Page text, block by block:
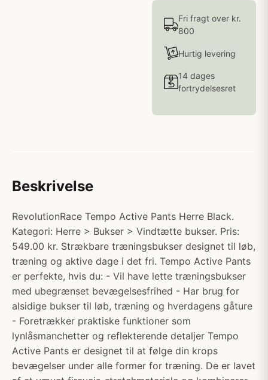
Fri fragt over kr.
800
Hurtig levering
14 dages
fortrydelsesret
Beskrivelse
RevolutionRace Tempo Active Pants Herre Black.
Kategori: Herre > Bukser > Vindtætte bukser. Pris:
549.00 kr. Strækbare træningsbukser designet til løb,
træning og aktive dage i det fri. Tempo Active Pants
er perfekte, hvis du: - Vil have lette træningsbukser
med ubegrænset bevægelsesfrihed - Har brug for
alsidige bukser til løb, træning og hverdagens gåture
- Foretrækker praktiske funktioner som
lynlåsmanchetter og reflekterende detaljer Tempo
Active Pants er designet til at følge din krops
bevægelser under alle former for træning. De er lavet